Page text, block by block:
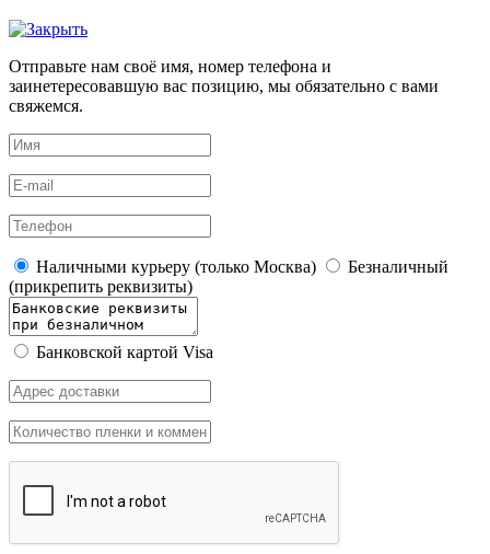
Отправьте нам своё имя, номер телефона и
заинетересовавшую вас позицию, мы обязательно с вами
свяжемся.
Наличными курьеру (только Москва)
Безналичный
(прикрепить реквизиты)
Банковской картой Visa